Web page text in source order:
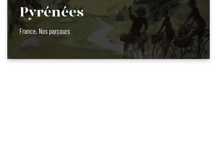
Pyrénées
France, Nos parcours